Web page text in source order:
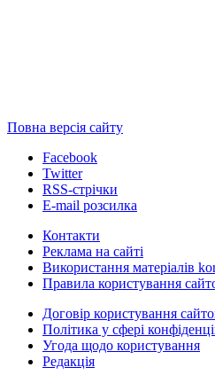
Повна версія сайту
Facebook
Twitter
RSS-стрічки
E-mail розсилка
Контакти
Реклама на сайті
Використання матеріалів
Правила користування
Договір користування
Політика у сфері
Угода щодо користування
Редакція